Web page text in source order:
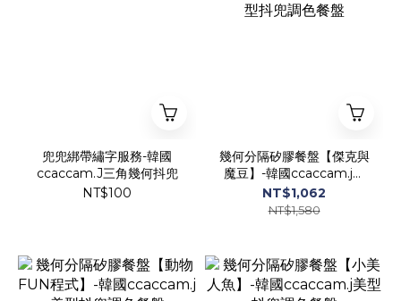
兜兜綁帶繡字服務-韓國
ccaccam.J三角幾何抖兜
NT$100
幾何分隔矽膠餐盤【傑克與
魔豆】-韓國ccaccam.j美
型抖兜調色餐盤
NT$1,062
NT$1,580